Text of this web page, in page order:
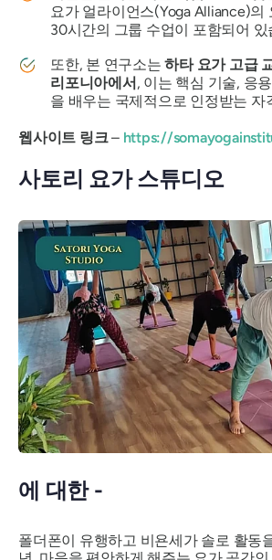
요가 얼라이언스(Yoga Alliance)의
30시간의 그룹 수업이 포함되어 있
또한, 본 연구소는하타 요가 고급
리포니아에서, 이는 핵심 기술, 응
을 배우는 국제적으로 인정받는 자
웹사이트 링크–https://
사토리 요가 스튜디오
에 대한 -
폴더폰이 유행하고 비욘세가 솔로 활동